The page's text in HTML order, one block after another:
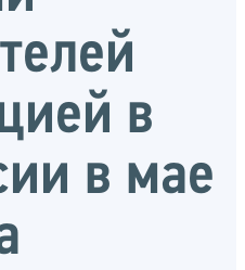
в
в мае